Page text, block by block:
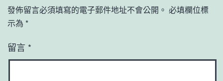
發佈留言必須填寫的電子郵件地址不會公開。 必填欄位標
示為 *
留言 *